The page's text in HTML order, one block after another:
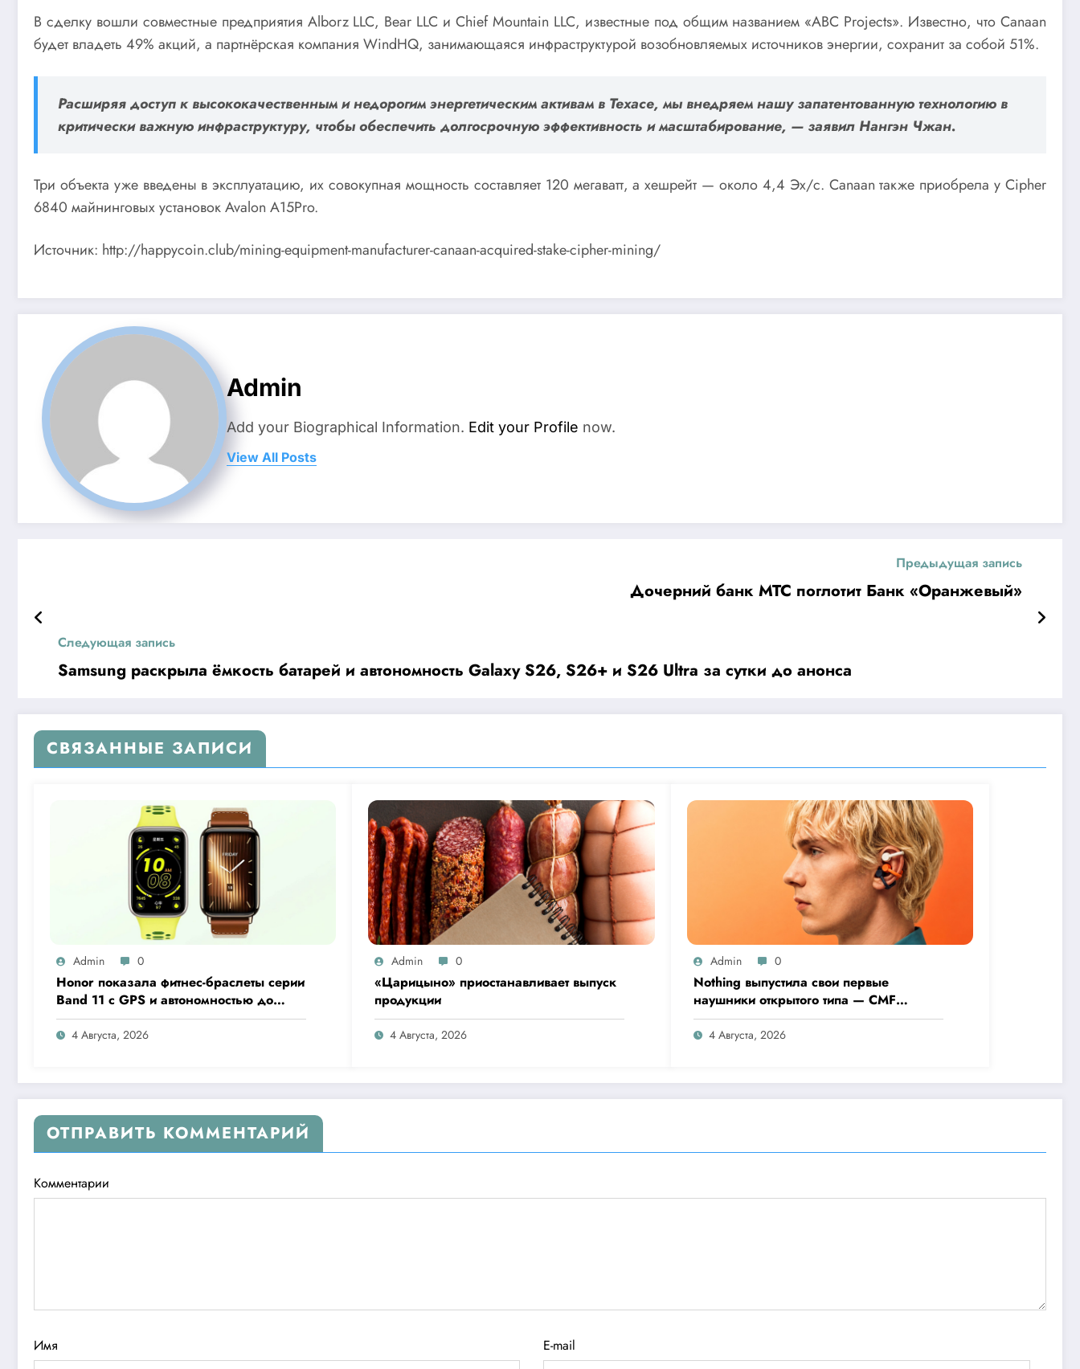
В сделку вошли совместные предприятия Alborz LLC, Bear LLC и Chief Mountain LLC, известные под общим названием «ABC Projects». Известно, что Canaan
будет владеть 49% акций, а партнёрская компания WindHQ, занимающаяся инфраструктурой возобновляемых источников энергии, сохранит за собой 51%.
Расширяя доступ к высококачественным и недорогим энергетическим активам в Техасе, мы внедряем нашу запатентованную технологию в
критически важную инфраструктуру, чтобы обеспечить долгосрочную эффективность и масштабирование, — заявил Нангэн Чжан.
Три объекта уже введены в эксплуатацию, их совокупная мощность составляет 120 мегаватт, а хешрейт — около 4,4 Эх/с. Canaan также приобрела у Cipher
6840 майнинговых установок Avalon A15Pro.
Источник: http://happycoin.club/mining-equipment-manufacturer-canaan-acquired-stake-cipher-mining/
Admin
Add your Biographical Information. Edit your Profile now.
View All Posts
Предыдущая запись
Дочерний банк МТС поглотит Банк «Оранжевый»
Следующая запись
Samsung раскрыла ёмкость батарей и автономность Galaxy S26, S26+ и S26 Ultra за сутки до анонса
СВЯЗАННЫЕ ЗАПИСИ
Admin 0
Honor показала фитнес-браслеты серии
Band 11 с GPS и автономностью до
26 дней
4 Августа, 2026
Admin 0
«Царицыно» приостанавливает выпуск
продукции
4 Августа, 2026
Admin 0
Nothing выпустила свои первые
наушники открытого типа — CMF
Clip Pro
4 Августа, 2026
ОТПРАВИТЬ КОММЕНТАРИЙ
Комментарии
Имя E-mail